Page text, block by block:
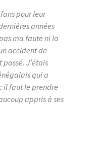
pour leur
années
ma faute ni la
accident de
passé. J’étais
qui a
il faut le prendre
appris à ses